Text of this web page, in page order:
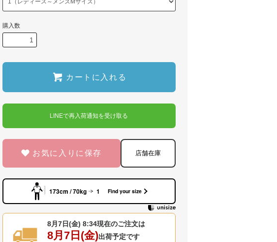
購入数
カートに入れる
LINEで再入荷通知を受け取る
お気に入りに保存 店舗在庫
173cm / 70kg 1 Find your size
8月7日(金) 8:34現在のご注文は
8月7日(金)出荷予定です